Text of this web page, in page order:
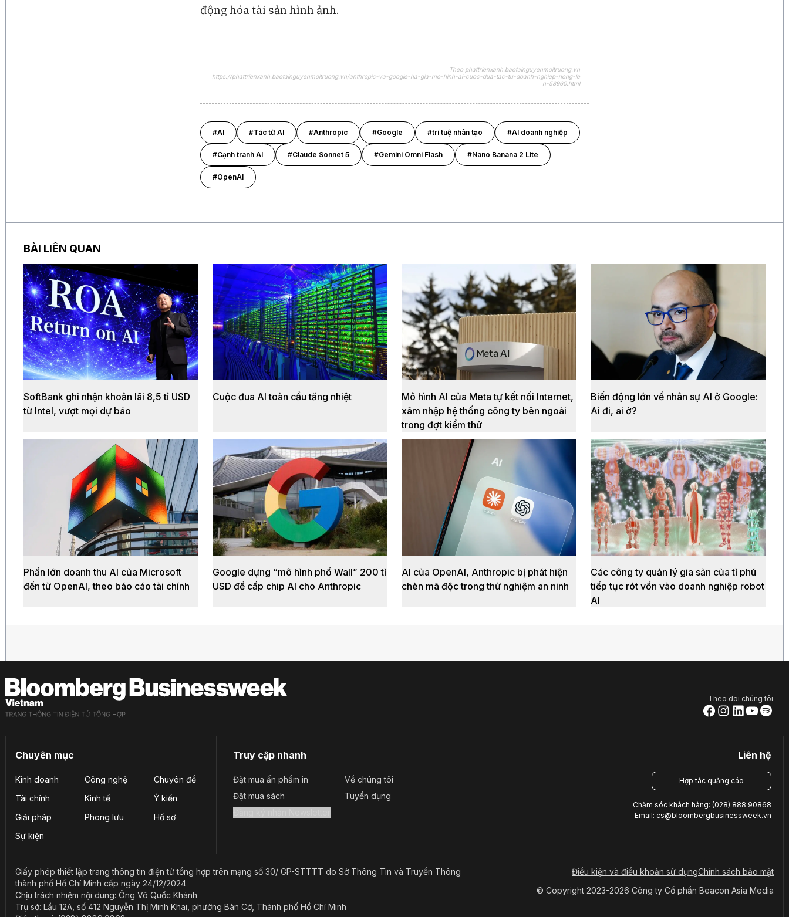
động hóa tài sản hình ảnh.
Theo phattrienxanh.baotainguyenmoitruong.vn
https://phattrienxanh.baotainguyenmoitruong.vn/anthropic-va-google-ha-gia-mo-hinh-ai-cuoc-dua-tac-tu-doanh-nghiep-nong-le
n-58960.html
#AI #Tác tử AI #Anthropic #Google #trí tuệ nhân tạo #AI doanh nghiệp
#Cạnh tranh AI #Claude Sonnet 5 #Gemini Omni Flash #Nano Banana 2 Lite
#OpenAI
BÀI LIÊN QUAN
SoftBank ghi nhận khoản lãi 8,5 tỉ USD
từ Intel, vượt mọi dự báo
Cuộc đua AI toàn cầu tăng nhiệt
Mô hình AI của Meta tự kết nối Internet,
xâm nhập hệ thống công ty bên ngoài
trong đợt kiểm thử
Biến động lớn về nhân sự AI ở Google:
Ai đi, ai ở?
Phần lớn doanh thu AI của Microsoft
đến từ OpenAI, theo báo cáo tài chính
Google dựng “mô hình phố Wall” 200 tỉ
USD để cấp chip AI cho Anthropic
AI của OpenAI, Anthropic bị phát hiện
chèn mã độc trong thử nghiệm an ninh
Các công ty quản lý gia sản của tỉ phú
tiếp tục rót vốn vào doanh nghiệp robot
AI
Theo dõi chúng tôi
Chuyên mục
Kinh doanh Công nghệ
Chuyên đề
Tài chính
Kinh tế
Ý kiến
Giải pháp
Phong lưu
Hồ sơ
Sự kiện
Truy cập nhanh
Đặt mua ấn phẩm in
Đặt mua sách
Về chúng tôi
Tuyển dụng
Liên hệ
Hợp tác quảng cáo
Chăm sóc khách hàng: (028) 888 90868
Email: cs@bloombergbusinessweek.vn
Giấy phép thiết lập trang thông tin điện tử tổng hợp trên mạng số 30/ GP-STTTT do Sở Thông Tin và Truyền Thông
thành phố Hồ Chí Minh cấp ngày 24/12/2024
Chịu trách nhiệm nội dung: Ông Võ Quốc Khánh
Trụ sở: Lầu 12A, số 412 Nguyễn Thị Minh Khai, phường Bàn Cờ, Thành phố Hồ Chí Minh
Điều kiện và điều khoản sử dụngChính sách bảo mật
© Copyright 2023-2026 Công ty Cổ phần Beacon Asia Media